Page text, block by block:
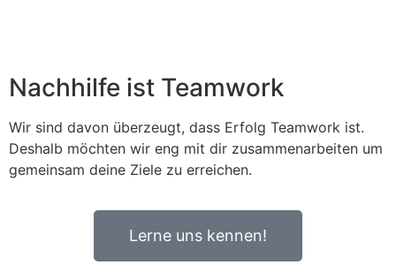
Nachhilfe ist Teamwork
Wir sind davon überzeugt, dass Erfolg Teamwork ist.
Deshalb möchten wir eng mit dir zusammenarbeiten um
gemeinsam deine Ziele zu erreichen.
Lerne uns kennen!